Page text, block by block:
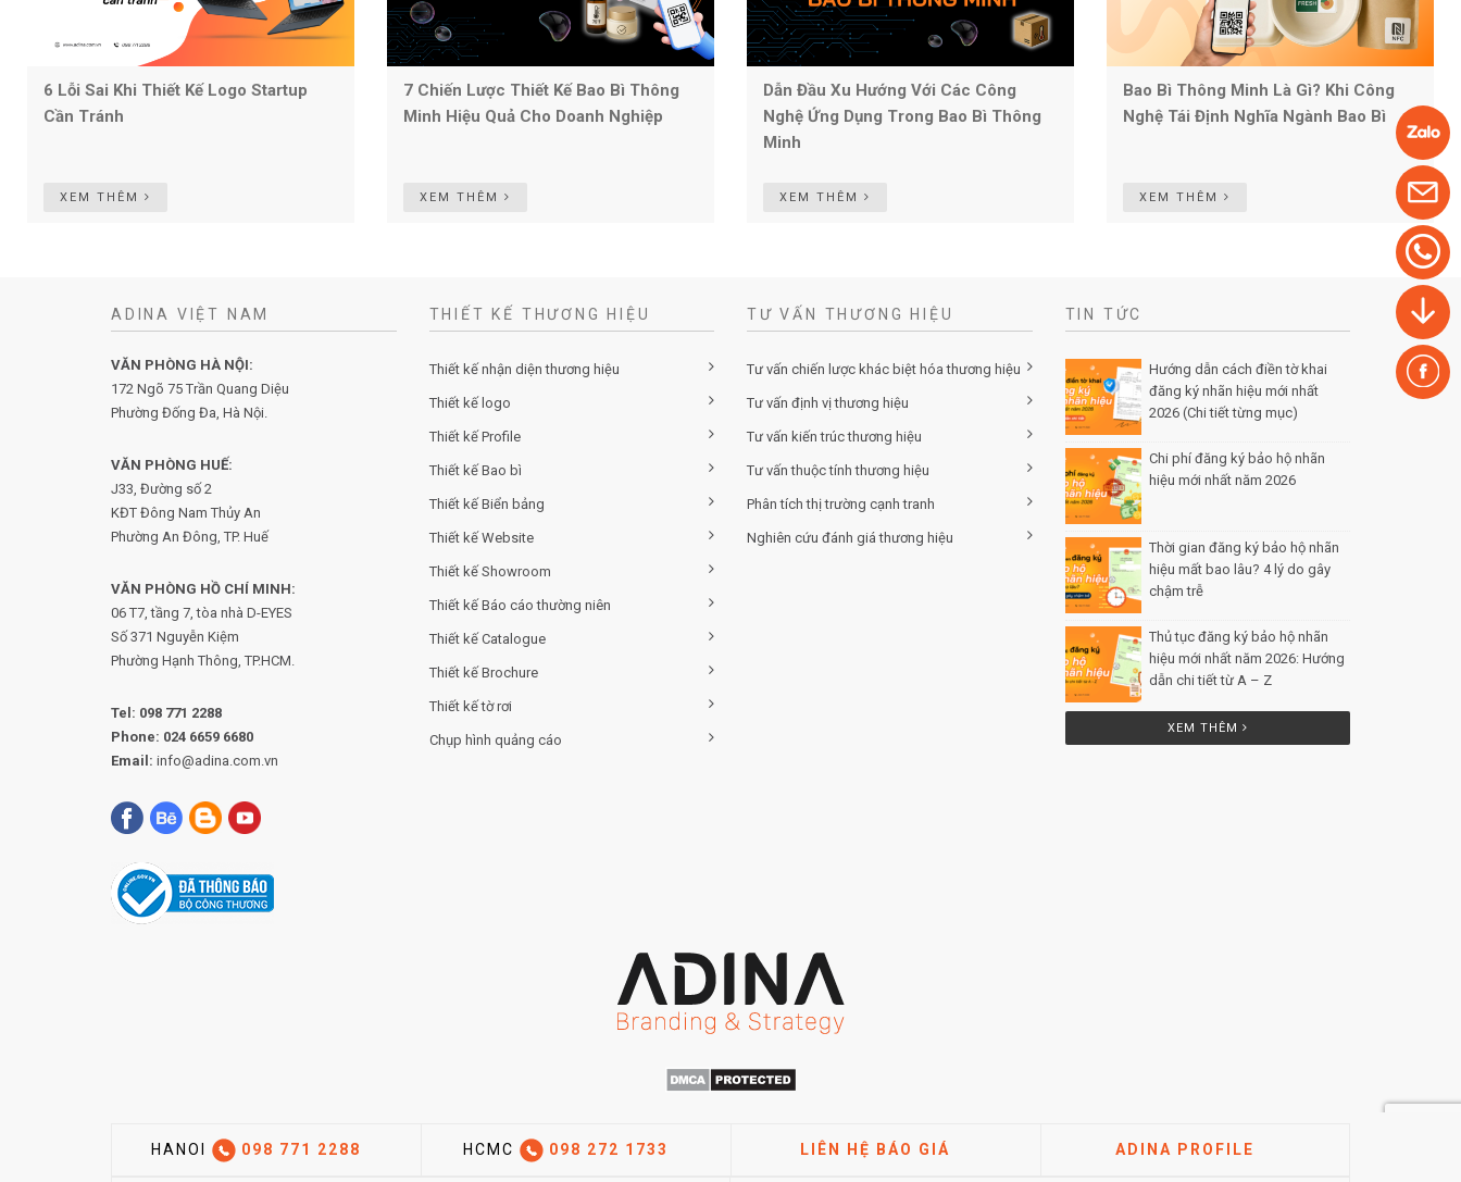
6 Lỗi Sai Khi Thiết Kế Logo Startup
Cần Tránh
XEM THÊM
7 Chiến Lược Thiết Kế Bao Bì Thông
Minh Hiệu Quả Cho Doanh Nghiệp
XEM THÊM
Dẫn Đầu Xu Hướng Với Các Công
Nghệ Ứng Dụng Trong Bao Bì Thông
Minh
XEM THÊM
Bao Bì Thông Minh Là Gì? Khi Công
Nghệ Tái Định Nghĩa Ngành Bao Bì
XEM THÊM
ADINA VIỆT NAM
VĂN PHÒNG HÀ NỘI:
172 Ngõ 75 Trần Quang Diệu
Phường Đống Đa, Hà Nội.
VĂN PHÒNG HUẾ:
J33, Đường số 2
KĐT Đông Nam Thủy An
Phường An Đông, TP. Huế
VĂN PHÒNG HỒ CHÍ MINH:
06 T7, tầng 7, tòa nhà D-EYES
Số 371 Nguyễn Kiệm
Phường Hạnh Thông, TP.HCM.
Tel: 098 771 2288
Phone: 024 6659 6680
Email: info@adina.com.vn
THIẾT KẾ THƯƠNG HIỆU
Thiết kế nhận diện thương hiệu
Thiết kế logo
Thiết kế Profile
Thiết kế Bao bì
Thiết kế Biển bảng
Thiết kế Website
Thiết kế Showroom
Thiết kế Báo cáo thường niên
Thiết kế Catalogue
Thiết kế Brochure
Thiết kế tờ rơi
Chụp hình quảng cáo
TƯ VẤN THƯƠNG HIỆU
Tư vấn chiến lược khác biệt hóa thương hiệu
Tư vấn định vị thương hiệu
Tư vấn kiến trúc thương hiệu
Tư vấn thuộc tính thương hiệu
Phân tích thị trường cạnh tranh
Nghiên cứu đánh giá thương hiệu
TIN TỨC
Hướng dẫn cách điền tờ khai
đăng ký nhãn hiệu mới nhất
2026 (Chi tiết từng mục)
Chi phí đăng ký bảo hộ nhãn
hiệu mới nhất năm 2026Posted
Thời gian đăng ký bảo hộ nhãn
hiệu mất bao lâu? 4 lý do gây
chậm trễPosted by Minh Tâm 26
Thủ tục đăng ký bảo hộ nhãn
hiệu mới nhất năm 2026: Hướng
dẫn chi tiết từ A – ZPosted by
XEM THÊM
HANOI 098 771 2288 HCMC 098 272 1733 LIÊN HỆ BÁO GIÁ ADINA PROFILE